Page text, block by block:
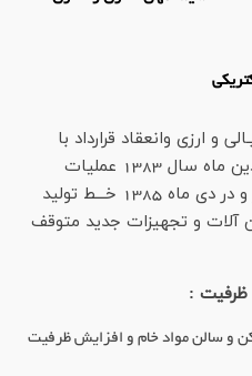
و ارزی وانعقاد قرارداد با
شرکتهای داخلی وخارجی از فروردین ماه سال 1383 عملیات
اجرایی طرح افزایش ظرفیت آغاز و در دی ماه 1385 خـــط تولید
آلات و تجهیزات جدید متوقف
ظرفیت :
و سالن مواد خام و افزایش ظرفیت